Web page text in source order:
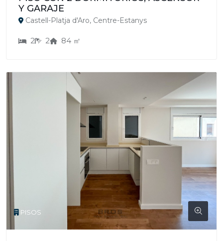
Y GARAJE
Castell-Platja d'Aro, Centre-Estanys
2 2 84 ㎡
PISOS